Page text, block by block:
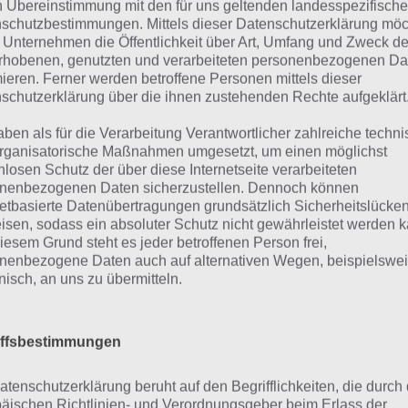
nun wieder auf den Friedhof. Wir platzieren nun
den Goldbarren und die Ringkollektion. Nun
welcher darüber erscheint.
davon sehen wir noch einenweißen Grabstein, auf
tragen nun links die 4 Zahlen “1977” ein und
müssen wir zur Lösung von Curse Breakers Horror
Dort sehen wir mittig ein Gramophon, wo wir
an der Kurbel und wir hören einen Sound. Erinnerst
vom Dachboden? Hast du sie erkannt?
Wir gehen nun also auf den Dachboden und klicken die
das ganze in der richtigen Reihenfolge angetippt
Trommel oben), Horn, Violine, Harfe und Gitarre.
Übereinstimmung mit den für uns geltenden
Mittels dieser Datenschutzerklärung
Unternehmen die Öffentlichkeit über Art, Umfang und Zweck
genutzten und verarbeiteten personenbezogenen
Ferner werden betroffene Personen mittels dieser
über die ihnen zustehenden Rechte aufgeklärt.
als für die Verarbeitung Verantwortlicher zahlreiche
Maßnahmen umgesetzt, um einen möglichst
Schutz der über diese Internetseite verarbeiteten
Daten sicherzustellen. Dennoch können
Datenübertragungen grundsätzlich Sicherheitslücken
sodass ein absoluter Schutz nicht gewährleistet werden
Grund steht es jeder betroffenen Person frei,
Daten auch auf alternativen Wegen,
an uns zu übermitteln.
beruht auf den Begrifflichkeiten, die durch
Richtlinien- und Verordnungsgeber beim Erlass der